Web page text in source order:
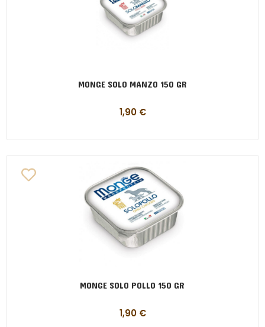
MONGE SOLO MANZO 150 GR
1,90 €
MONGE SOLO POLLO 150 GR
1,90 €